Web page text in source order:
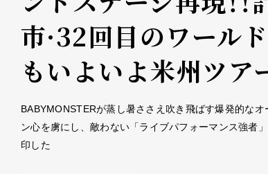
市·32回目のワール
もいよいよ米州ツアー
BABYMONSTERが蒸し暑ささえ吹き飛ばす爆発的なオ
ン心を虜にし、敵わない「ライブパフォーマンス強者
印した